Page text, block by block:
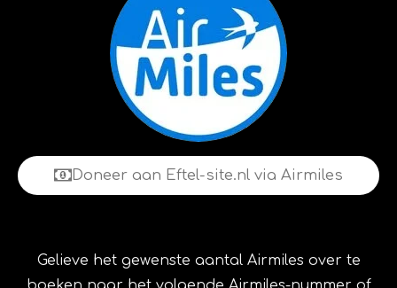
Doneer aan Eftel-site.nl via Airmiles
Gelieve het gewenste aantal Airmiles over te